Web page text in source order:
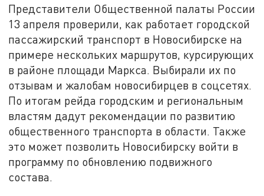
Представители Общественной палаты России
13 апреля проверили, как работает городской
пассажирский транспорт в Новосибирске на
примере нескольких маршрутов, курсирующих
в районе площади Маркса. Выбирали их по
отзывам и жалобам новосибирцев в соцсетях.
По итогам рейда городским и региональным
властям дадут рекомендации по развитию
общественного транспорта в области. Также
это может позволить Новосибирску войти в
программу по обновлению подвижного
состава.